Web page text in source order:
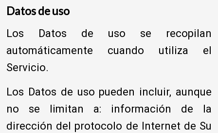
Datos de uso
Los Datos de uso se recopilan
automáticamente cuando utiliza el
Servicio.
Los Datos de uso pueden incluir, aunque
no se limitan a: información de la
dirección del protocolo de Internet de Su